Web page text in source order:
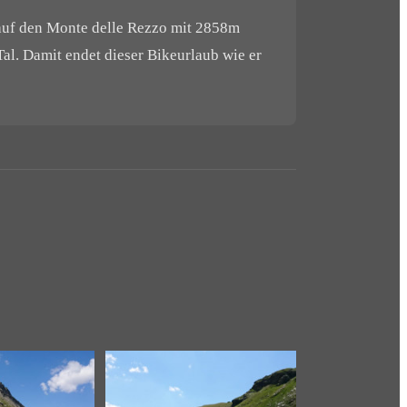
den Monte delle Rezzo mit 2858m
Damit endet dieser Bikeurlaub wie er